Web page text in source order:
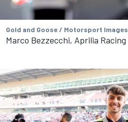
Gold and Goose / Motorsport Images
Marco Bezzecchi, Aprilia Racing